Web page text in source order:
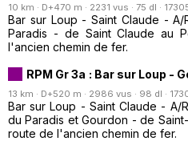
10 km · D+470 m · 2231 vus · 75 dl ·
Bar sur Loup - Saint Claude -
Paradis - de Saint Claude au
l'ancien chemin de fer.
RPM Gr 3a : Bar sur Loup -
13 km · D+520 m · 2986 vus · 98 dl ·
Bar sur Loup - Saint Claude - A/
du Paradis et Gourdon - de
route de l'ancien chemin de fer.